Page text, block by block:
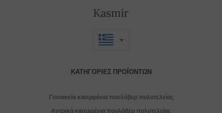
Kasmir
ΚΑΤΗΓΟΡΊΕΣ ΠΡΟΪΌΝΤΩΝ
Γυναικεία κασμιρένια πουλόβερ πολυτελείας
Αντρικά κασμιρένια πουλόβερ πολυτελείας